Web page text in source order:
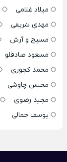
میلاد غلامی
مهدی شریفی
مسیح و آرش
مسعود صادقلو
محمد کجوری
محسن چاوشی
مجید رضوی
یوسف جمالی